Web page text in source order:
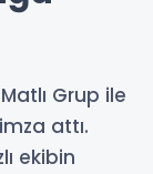
Grup ile
attı.
ekibin